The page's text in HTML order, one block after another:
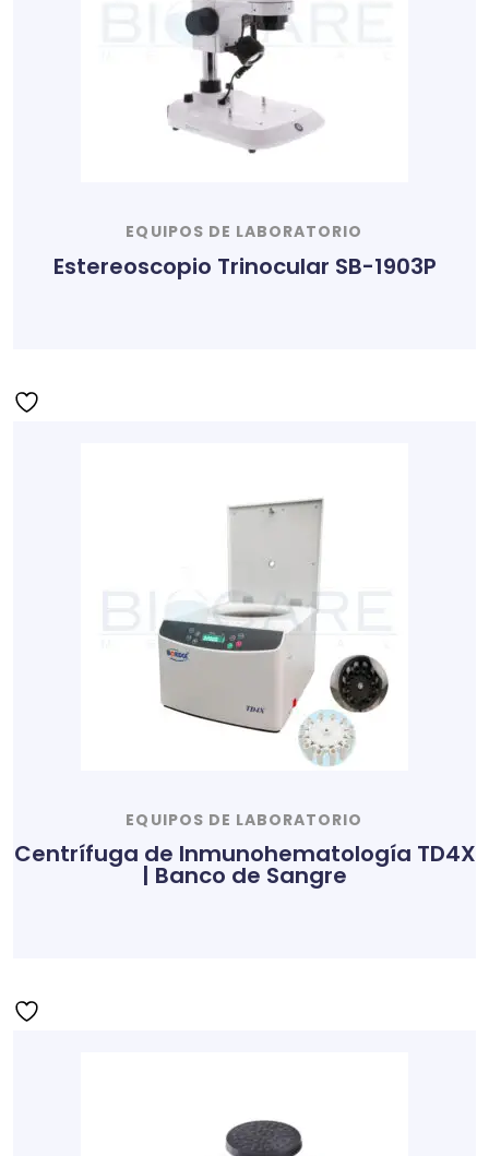
EQUIPOS DE LABORATORIO
Estereoscopio Trinocular SB-1903P
EQUIPOS DE LABORATORIO
Centrífuga de Inmunohematología TD4X
| Banco de Sangre